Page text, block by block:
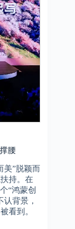
腰
美”脱颖而
持。在
“鸿蒙创
背景，
看到。